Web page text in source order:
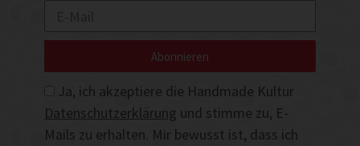
Ja, ich akzeptiere die Handmade Kultur
Datenschutzerklärung und stimme zu, E-
Mails zu erhalten. Mir bewusst ist, dass ich
Abonnieren